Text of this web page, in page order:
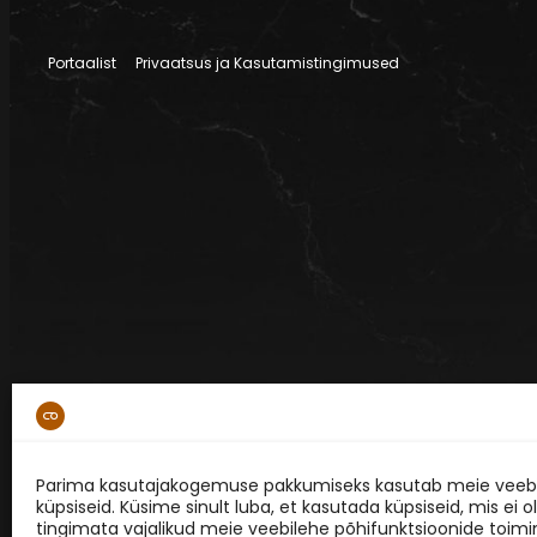
Parima kasutajakogemuse pakkumiseks kasutab meie
küpsiseid. Küsime sinult luba, et kasutada küpsiseid, mis ei
tingimata vajalikud meie veebilehe põhifunktsioonide
Portaalist Privaatsus ja Kasutamistingimused